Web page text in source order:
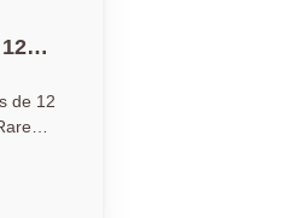
de 12
de